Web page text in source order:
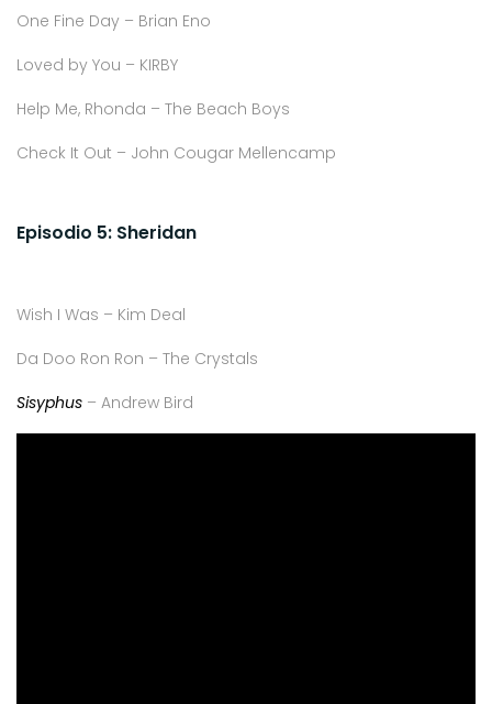
One Fine Day – Brian Eno
Loved by You – KIRBY
Help Me, Rhonda – The Beach Boys
Check It Out – John Cougar Mellencamp
Episodio 5: Sheridan
Wish I Was – Kim Deal
Da Doo Ron Ron – The Crystals
Sisyphus – Andrew Bird